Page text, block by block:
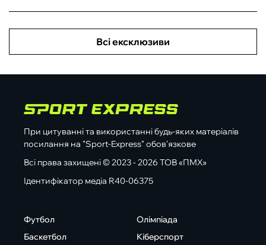
Всі ексклюзиви
При цитуванні та використанні будь-яких матеріалів
посилання на "Sport-Express" обов'язкове
Всі права захищені © 2023 - 2026 ТОВ «ПМХ»
Ідентифікатор медіа R40-06375
Футбол
Баскетбол
Олімпіада
Кіберспорт